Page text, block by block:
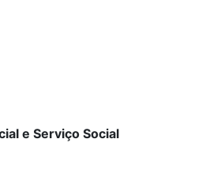
e Serviço Social